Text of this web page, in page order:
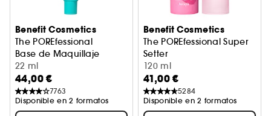
Benefit Cosmetics
The POREfessional
Base de Maquillaje
22 ml
44,00 €
7763
Disponible en 2 formatos
Benefit Cosmetics
The POREfessional Super
Setter
Spray fijador maquillaje
120 ml
41,00 €
5284
Disponible en 2 formatos